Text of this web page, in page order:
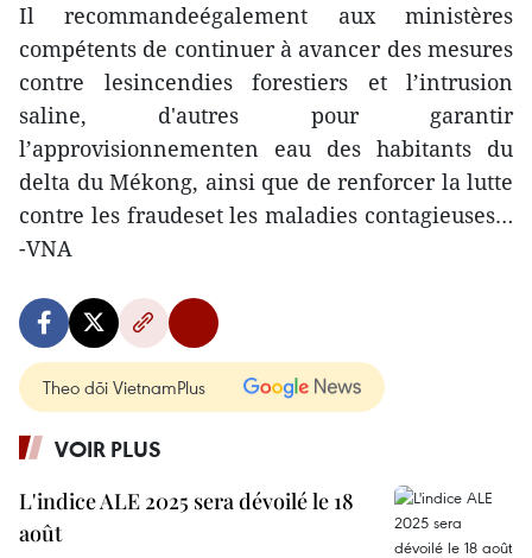
Il recommandeégalement aux ministères
compétents de continuer à avancer des mesures
contre lesincendies forestiers et l’intrusion
saline, d'autres pour garantir
l’approvisionnementen eau des habitants du
delta du Mékong, ainsi que de renforcer la lutte
contre les fraudeset les maladies contagieuses…
-VNA
Theo dõi VietnamPlus
VOIR PLUS
L'indice ALE 2025 sera dévoilé le 18
août